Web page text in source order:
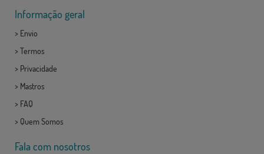
Informação geral
> Envio
> Termos
> Privacidade
> Mastros
> FAQ
> Quem Somos
Fala com nosotros